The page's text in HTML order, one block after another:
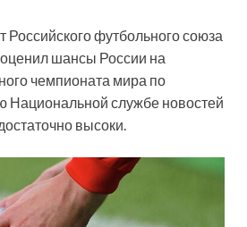
Российского футбольного союза
шансы России на
чемпионата мира по
Национальной службе новостей
высоки.